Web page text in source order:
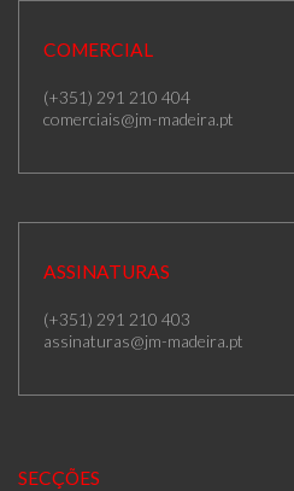
COMERCIAL
(+351) 291 210 404
comerciais@jm-madeira.pt
ASSINATURAS
(+351) 291 210 403
assinaturas@jm-madeira.pt
SECÇÕES